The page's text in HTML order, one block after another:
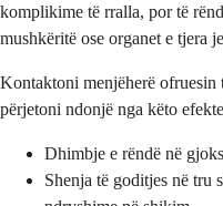
komplikime të rralla, por të
mushkëritë ose organet e tjera
Kontaktoni menjëherë ofruesin
përjetoni ndonjë nga këto
Dhimbje e rëndë në
Shenja të goditjes në tru